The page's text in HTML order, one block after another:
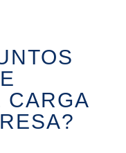
CARGA